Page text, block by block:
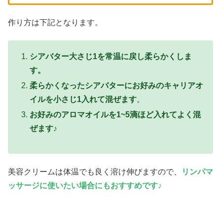
作り方は下記となります。
シアバター大さじ1を常温に戻し柔らかくしま
す。
柔らかくなったシアバターにお好みのキャリアオ
イルを小さじ1入れて混ぜます。
お好みのアロマオイルを1~5滴ほど入れてよく混
ぜます♪
美容クリームは体温でも良く溶け伸びますので、
リンパマ
ッサージに使いたい場合にもおすすめです♪